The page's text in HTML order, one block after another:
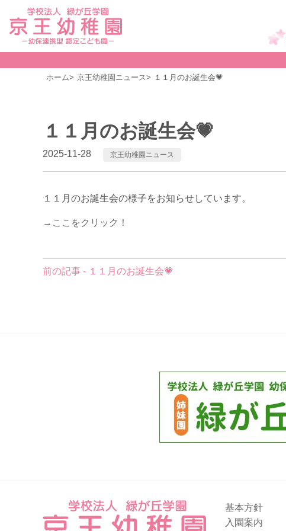
ホーム 京王幼稚園ニュース １１月のお誕生会💗
１１月のお誕生会💗
2025-11-28 京王幼稚園ニュース
１１月のお誕生会の様子をお知らせしています。
→ここをクリック！
前
前の記事 - １１月のお誕生会💗
基本方針
入園案内